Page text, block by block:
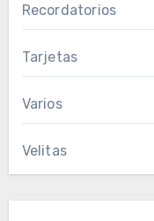
Recordatorios
Tarjetas
Varios
Velitas